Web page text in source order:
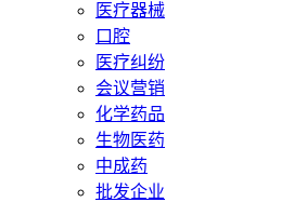
医疗器械
口腔
医疗纠纷
会议营销
化学药品
生物医药
中成药
批发企业